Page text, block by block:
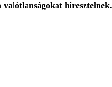
híresztelnek.